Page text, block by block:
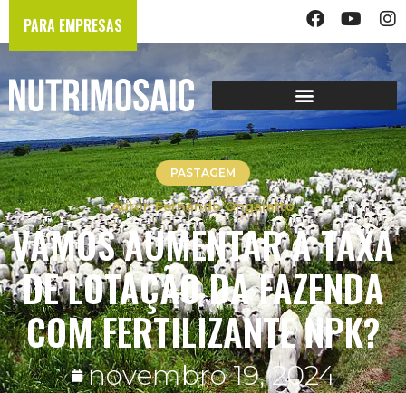
PARA EMPRESAS
PASTAGEM
Fernando Ongaratto
VAMOS AUMENTAR A TAXA
DE LOTAÇÃO DA FAZENDA
COM FERTILIZANTE NPK?
novembro 19, 2024